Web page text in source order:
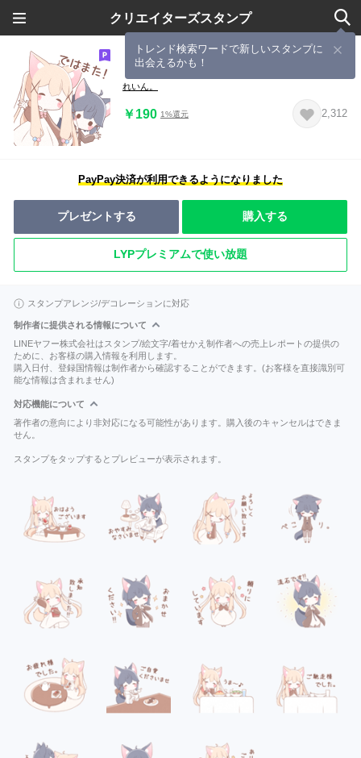
クリエイターズスタンプ
トレンド検索ワードで新しいスタンプに
出会えるかも！
もふもふキツネの敬語スタンプ
れいん。
￥190 1%還元 2,312
PayPay決済が利用できるようになりました
プレゼントする 購入する
LYPプレミアムで使い放題
スタンプアレンジ/デコレーションに対応
制作者に提供される情報について
LINEヤフー株式会社はスタンプ/絵文字/着せかえ制作者への売上レポートの提供の
ために、お客様の購入情報を利用します。
購入日付、登録国情報は制作者から確認することができます。(お客様を直接識別可
能な情報は含まれません)
対応機能について
著作者の意向により非対応になる可能性があります。購入後のキャンセルはできま
せん。
スタンプをタップするとプレビューが表示されます。